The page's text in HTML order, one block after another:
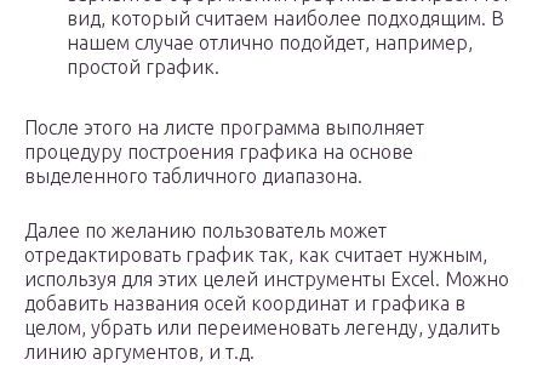
вид, который считаем наиболее подходящим. В
нашем случае отлично подойдет, например,
простой график.
После этого на листе программа выполняет
процедуру построения графика на основе
выделенного табличного диапазона.
Далее по желанию пользователь может
отредактировать график так, как считает нужным,
используя для этих целей инструменты Excel. Можно
добавить названия осей координат и графика в
целом, убрать или переименовать легенду, удалить
линию аргументов, и т.д.